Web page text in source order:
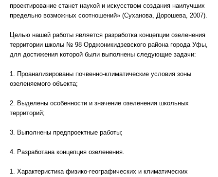
проектирование станет наукой и искусством создания наилучших
предельно возможных соотношений» (Суханова, Дорошева, 2007).
Целью нашей работы является разработка концепции озеленения
территории школы № 98 Орджоникидзевского района города Уфы,
для достижения которой были выполнены следующие задачи:
1. Проанализированы почвенно-климатические условия зоны
озеленяемого объекта;
2. Выделены особенности и значение озеленения школьных
территорий;
3. Выполнены предпроектные работы;
4. Разработана концепция озеленения.
1. Характеристика физико-географических и климатических